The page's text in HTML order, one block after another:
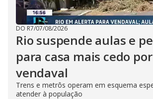
DO R7/07/08/2026
Rio suspende aulas e
para casa mais cedo
vendaval
Trens e metrôs operam em esquema
atender à população